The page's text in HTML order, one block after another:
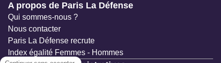
Navigation secondaire
A propos de Paris La Défense
Qui sommes-nous ?
Nous contacter
Paris La Défense recrute
Index égalité Femmes - Hommes